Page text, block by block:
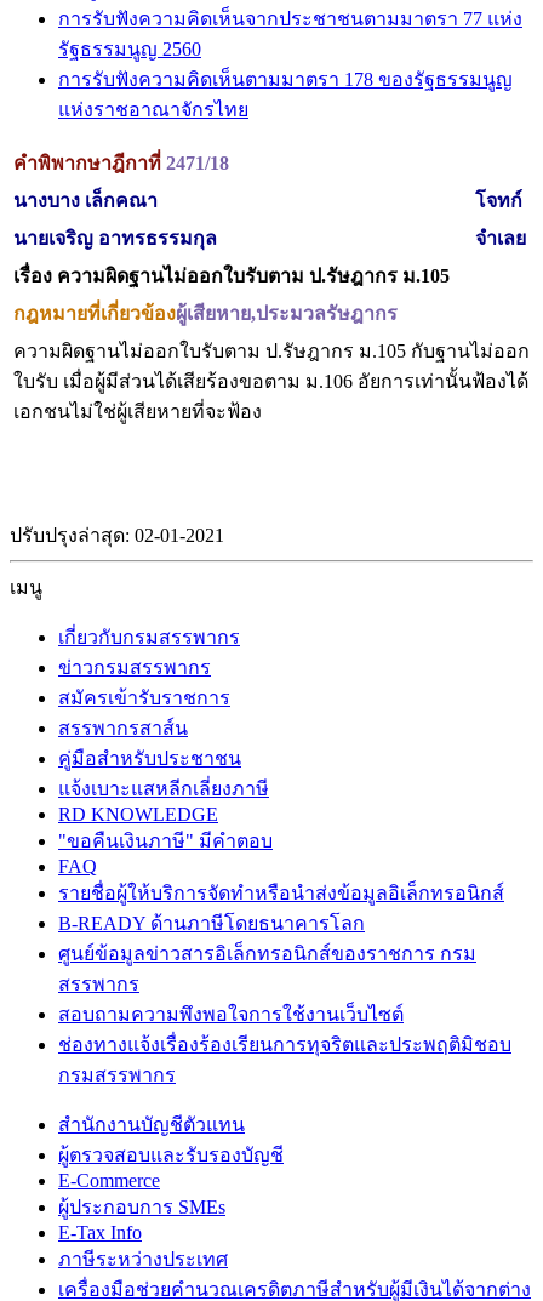
การรับฟังความคิดเห็นจากประชาชนตามมาตรา 77 แห่ง
รัฐธรรมนูญ 2560
การรับฟังความคิดเห็นตามมาตรา 178 ของรัฐธรรมนูญ
แห่งราชอาณาจักรไทย
คำพิพากษาฎีกาที่ 2471/18
นางบาง เล็กคณา
โจทก์
นายเจริญ อาทรธรรมกุล
จำเลย
เรื่อง ความผิดฐานไม่ออกใบรับตาม ป.รัษฎากร ม.105
กฎหมายที่เกี่ยวข้องผู้เสียหาย,ประมวลรัษฎากร
ความผิดฐานไม่ออกใบรับตาม ป.รัษฎากร ม.105 กับฐานไม่ออก
ใบรับ เมื่อผู้มีส่วนได้เสียร้องขอตาม ม.106 อัยการเท่านั้นฟ้องได้
เอกชนไม่ใช่ผู้เสียหายที่จะฟ้อง
ปรับปรุงล่าสุด: 02-01-2021
เมนู
เกี่ยวกับกรมสรรพากร
ข่าวกรมสรรพากร
สมัครเข้ารับราชการ
สรรพากรสาส์น
คู่มือสำหรับประชาชน
แจ้งเบาะแสหลีกเลี่ยงภาษี
RD KNOWLEDGE
"ขอคืนเงินภาษี" มีคำตอบ
FAQ
รายชื่อผู้ให้บริการจัดทำหรือนำส่งข้อมูลอิเล็กทรอนิกส์
B-READY ด้านภาษีโดยธนาคารโลก
ศูนย์ข้อมูลข่าวสารอิเล็กทรอนิกส์ของราชการ กรม
สรรพากร
สอบถามความพึงพอใจการใช้งานเว็บไซต์
ช่องทางแจ้งเรื่องร้องเรียนการทุจริตและประพฤติมิชอบ
กรมสรรพากร
สำนักงานบัญชีตัวแทน
ผู้ตรวจสอบและรับรองบัญชี
E-Commerce
ผู้ประกอบการ SMEs
E-Tax Info
ภาษีระหว่างประเทศ
เครื่องมือช่วยคำนวณเครดิตภาษีสำหรับผู้มีเงินได้จากต่าง